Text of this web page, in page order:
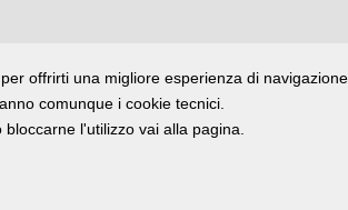
offrirti una migliore esperienza di
comunque i cookie tecnici.
l'utilizzo vai alla pagina.